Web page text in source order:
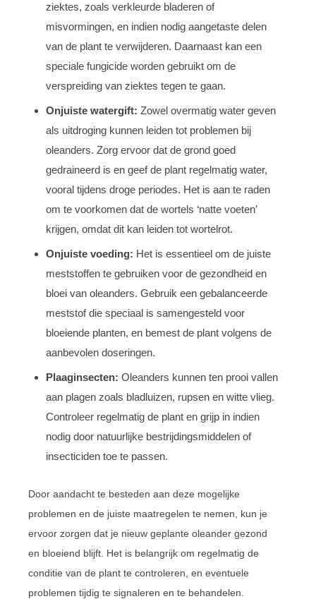
ziektes, zoals verkleurde bladeren of
misvormingen, en indien nodig aangetaste delen
van de plant te verwijderen. Daarnaast kan een
speciale fungicide worden gebruikt om de
verspreiding van ziektes tegen te gaan.
Onjuiste watergift: Zowel overmatig water geven
als uitdroging kunnen leiden tot problemen bij
oleanders. Zorg ervoor dat de grond goed
gedraineerd is en geef de plant regelmatig water,
vooral tijdens droge periodes. Het is aan te raden
om te voorkomen dat de wortels ‘natte voeten’
krijgen, omdat dit kan leiden tot wortelrot.
Onjuiste voeding: Het is essentieel om de juiste
meststoffen te gebruiken voor de gezondheid en
bloei van oleanders. Gebruik een gebalanceerde
meststof die speciaal is samengesteld voor
bloeiende planten, en bemest de plant volgens de
aanbevolen doseringen.
Plaaginsecten: Oleanders kunnen ten prooi vallen
aan plagen zoals bladluizen, rupsen en witte vlieg.
Controleer regelmatig de plant en grijp in indien
nodig door natuurlijke bestrijdingsmiddelen of
insecticiden toe te passen.
Door aandacht te besteden aan deze mogelijke
problemen en de juiste maatregelen te nemen, kun je
ervoor zorgen dat je nieuw geplante oleander gezond
en bloeiend blijft. Het is belangrijk om regelmatig de
conditie van de plant te controleren, en eventuele
problemen tijdig te signaleren en te behandelen.